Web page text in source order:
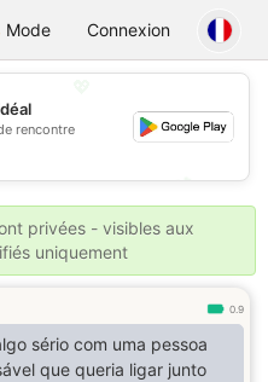
Mode Connexion
💕
rencontre
privées - visibles aux
uniquement
0.9
sério com uma pessoa
que queria ligar junto